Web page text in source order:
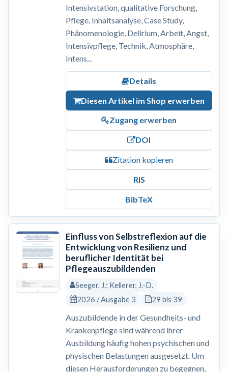
Intensivstation, qualitative Forschung,
Pflege, Inhaltsanalyse, Case Study,
Phänomenologie, Delirium, Arbeit, Angst,
Intensivpflege, Technik, Atmosphäre,
Intens...
Details
Diesen Artikel im Shop erwerben
Zugang erwerben
DOI
Zitation kopieren
RIS
BibTeX
Einfluss von Selbstreflexion auf die
Entwicklung von Resilienz und
beruflicher Identität bei
Pflegeauszubildenden
Seeger, J.; Kellerer, J.-D.
2026 / Ausgabe 3
29 bis 39
Auszubildende in der Gesundheits- und
Krankenpflege sind während ihrer
Ausbildung häufig hohen psychischen und
physischen Belastungen ausgesetzt. Um
diesen Herausforderungen zu begegnen,